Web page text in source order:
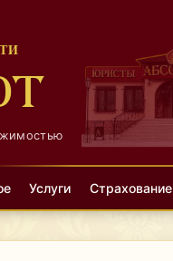
Услуги Страхование